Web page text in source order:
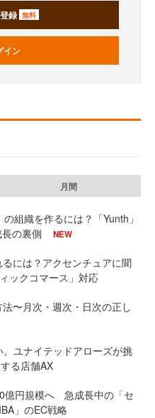
録 無料
イン
月間
組織を作るには？「Yunth」
の裏側
NEW
には？アクセンチュアに聞
ックコマース」対応
〜月次・週次・日次の正し
。ユナイテッドアローズが挑
る店舗AX
億円規模へ 急成長中の「セ
」のEC戦略